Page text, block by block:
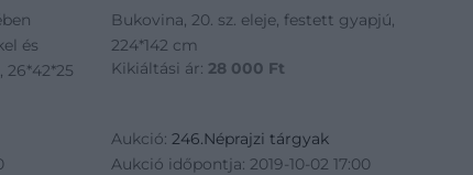
és
Bukovina, 20. sz. eleje, festett gyapjú,
224*142 cm
Kikiáltási ár: 28 000 Ft
Aukció:246.Néprajzi tárgyak
Aukció időpontja: 2019-10-02 17:00